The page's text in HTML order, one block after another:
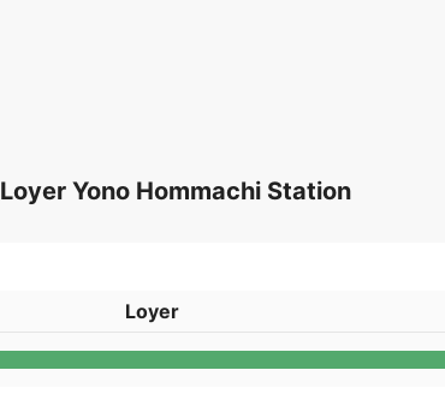
Loyer Yono Hommachi Station
Loyer